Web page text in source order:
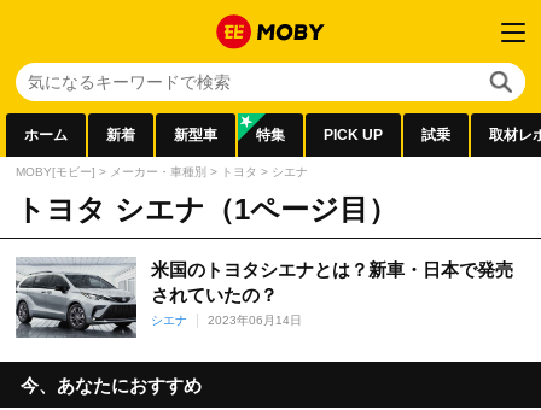
ホーム 新着 新型車 特集 PICK UP 試乗 取材レ
MOBY[モビー] > メーカー・車種別 > トヨタ > シエナ
トヨタ シエナ（1ページ目）
米国のトヨタシエナとは？新車・日本で発売
されていたの？
シエナ 2023年06月14日
今、あなたにおすすめ